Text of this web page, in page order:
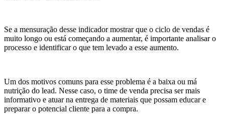
Se a mensuração desse indicador mostrar que o ciclo de vendas é
muito longo ou está começando a aumentar, é importante analisar o
processo e identificar o que tem levado a esse aumento.
Um dos motivos comuns para esse problema é a baixa ou má
nutrição do lead. Nesse caso, o time de venda precisa ser mais
informativo e atuar na entrega de materiais que possam educar e
preparar o potencial cliente para a compra.